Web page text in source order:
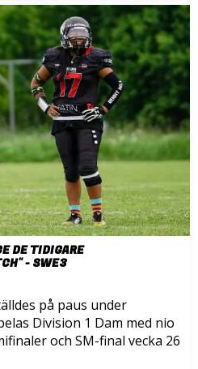
DE TIDIGARE
- SWE3
på paus under
Division 1 Dam med nio
och SM-final vecka 26